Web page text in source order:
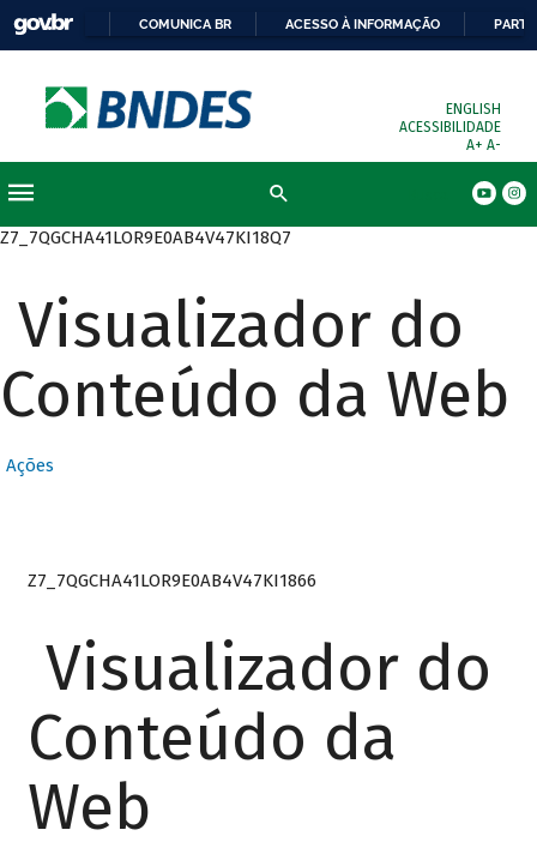
COMUNICA BR ACESSO À INFORMAÇÃO
ENGLISH
ACESSIBILIDADE
A+ A-
Z7_7QGCHA41LOR9E0AB4V47KI18Q7
Visualizador do
Conteúdo da Web
Ações
Z7_7QGCHA41LOR9E0AB4V47KI1866
Visualizador do
Conteúdo da
Web